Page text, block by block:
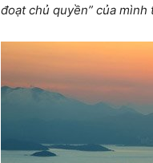
đoạt chủ quyền” của mình